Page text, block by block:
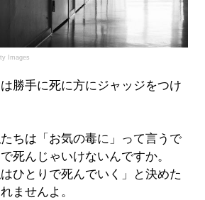
Images
勝手に死に方にジャッジをつけ
たちは「お気の毒に」って言うで
死んじゃいけないんですか。
はひとりで死んでいく」と決めた
ませんよ。